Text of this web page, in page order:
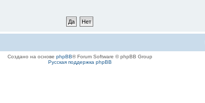
Создано на основе phpBB® Forum Software © phpBB Group
Русская поддержка phpBB